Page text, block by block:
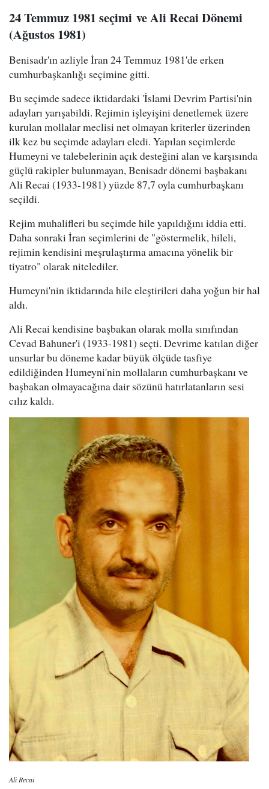
24 Temmuz 1981 seçimi ve Ali Recai Dönemi
(Ağustos 1981)
Benisadr'ın azliyle İran 24 Temmuz 1981'de erken
cumhurbaşkanlığı seçimine gitti.
Bu seçimde sadece iktidardaki 'İslami Devrim Partisi'nin
adayları yarışabildi. Rejimin işleyişini denetlemek üzere
kurulan mollalar meclisi net olmayan kriterler üzerinden
ilk kez bu seçimde adayları eledi. Yapılan seçimlerde
Humeyni ve talebelerinin açık desteğini alan ve karşısında
güçlü rakipler bulunmayan, Benisadr dönemi başbakanı
Ali Recai (1933-1981) yüzde 87,7 oyla cumhurbaşkanı
seçildi.
Rejim muhalifleri bu seçimde hile yapıldığını iddia etti.
Daha sonraki İran seçimlerini de "göstermelik, hileli,
rejimin kendisini meşrulaştırma amacına yönelik bir
tiyatro" olarak nitelediler.
Humeyni'nin iktidarında hile eleştirileri daha yoğun bir hal
aldı.
Ali Recai kendisine başbakan olarak molla sınıfından
Cevad Bahuner'i (1933-1981) seçti. Devrime katılan diğer
unsurlar bu döneme kadar büyük ölçüde tasfiye
edildiğinden Humeyni'nin mollaların cumhurbaşkanı ve
başbakan olmayacağına dair sözünü hatırlatanların sesi
cılız kaldı.
Ali Recai